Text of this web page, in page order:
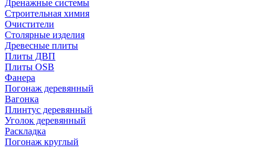
Дренажные системы
Строительная химия
Очистители
Столярные изделия
Древесные плиты
Плиты ДВП
Плиты OSB
Фанера
Погонаж деревянный
Вагонка
Плинтус деревянный
Уголок деревянный
Раскладка
Погонаж круглый